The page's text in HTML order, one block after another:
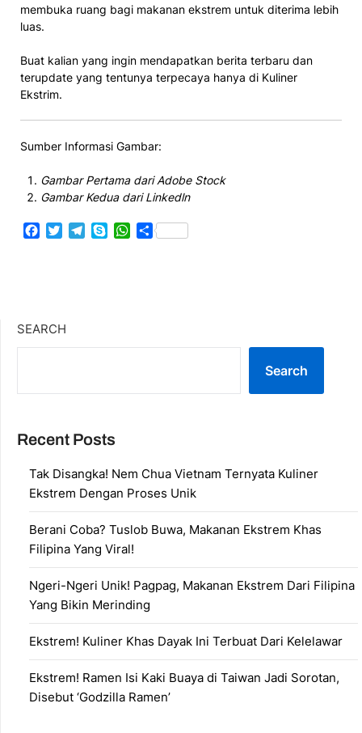
membuka ruang bagi makanan ekstrem untuk diterima lebih
luas.
Buat kalian yang ingin mendapatkan berita terbaru dan
terupdate yang tentunya terpecaya hanya di Kuliner
Ekstrim.
Sumber Informasi Gambar:
Gambar Pertama dari Adobe Stock
Gambar Kedua dari Linkedln
Facebook
TwitterTelegram
SkypeWhatsApp
Share
SEARCH
Search
Recent Posts
Tak Disangka! Nem Chua Vietnam Ternyata Kuliner
Ekstrem Dengan Proses Unik
Berani Coba? Tuslob Buwa, Makanan Ekstrem Khas
Filipina Yang Viral!
Ngeri-Ngeri Unik! Pagpag, Makanan Ekstrem Dari Filipina
Yang Bikin Merinding
Ekstrem! Kuliner Khas Dayak Ini Terbuat Dari Kelelawar
Ekstrem! Ramen Isi Kaki Buaya di Taiwan Jadi Sorotan,
Disebut ‘Godzilla Ramen’